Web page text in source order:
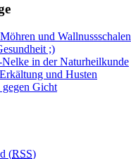
und Wallnussschalen
;)
in der Naturheilkunde
und Husten
Gicht
(RSS)